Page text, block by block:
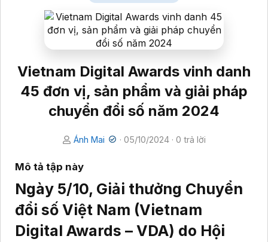
Vietnam Digital Awards vinh danh
45 đơn vị, sản phẩm và giải pháp
chuyển đổi số năm 2024
Ánh Mai · 05/10/2024· 0 trả lời
Mô tả tập này
Ngày 5/10, Giải thưởng Chuyển
đổi số Việt Nam (Vietnam
Digital Awards – VDA) do Hội